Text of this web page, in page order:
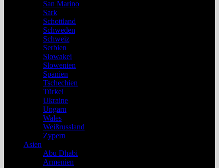
San Marino
Sark
Schottland
Schweden
Schweiz
Serbien
Slowakei
Slowenien
Spanien
Tschechien
Türkei
Ukraine
Ungarn
Wales
Weißrussland
Zypern
Asien
Abu Dhabi
Armenien